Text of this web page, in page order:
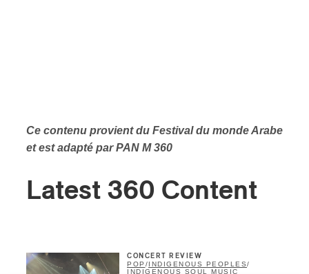
Ce contenu provient du Festival du monde Arabe
et est adapté par PAN M 360
Latest 360 Content
CONCERT REVIEW
POP /INDIGENOUS PEOPLES/
INDIGENOUS SOUL MUSIC